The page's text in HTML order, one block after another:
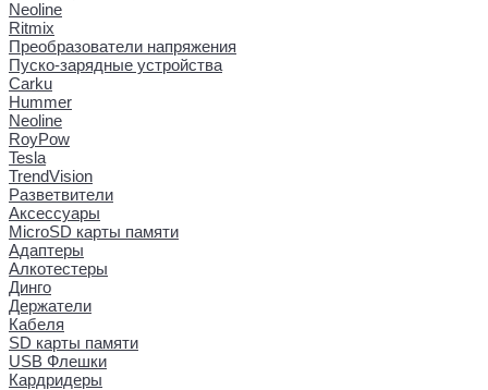
Neoline
Ritmix
Преобразователи напряжения
Пуско-зарядные устройства
Carku
Hummer
Neoline
RoyPow
Tesla
TrendVision
Разветвители
Аксессуары
MicroSD карты памяти
Адаптеры
Алкотестеры
Динго
Держатели
Кабеля
SD карты памяти
USB Флешки
Кардридеры